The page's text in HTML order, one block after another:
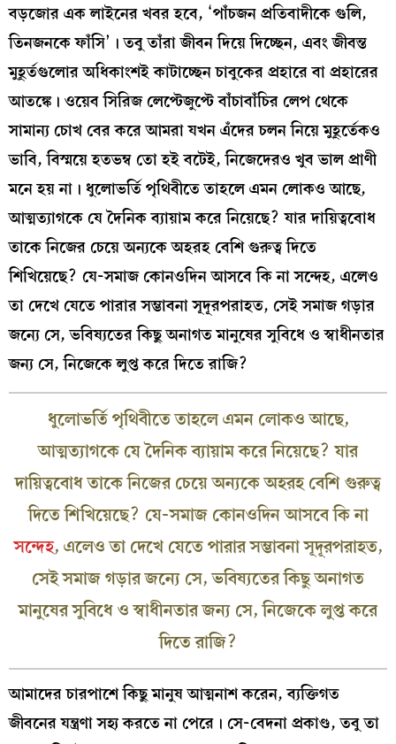
বড়জোর এক লাইনের খবর হবে, ‘পাঁচজন প্রতিবাদীকে গুলি,
তিনজনকে ফাঁসি’। তবু তাঁরা জীবন দিয়ে দিচ্ছেন, এবং জীবন্ত
মুহূর্তগুলোর অধিকাংশই কাটাচ্ছেন চাবুকের প্রহারে বা প্রহারের
আতঙ্কে। ওয়েব সিরিজ লেপ্টেজুপ্টে বাঁচাবাঁচির লেপ থেকে
সামান্য চোখ বের করে আমরা যখন এঁদের চলন নিয়ে মুহূর্তেকও
ভাবি, বিস্ময়ে হতভম্ব তো হই বটেই, নিজেদেরও খুব ভাল প্রাণী
মনে হয় না। ধুলোভর্তি পৃথিবীতে তাহলে এমন লোকও আছে,
আত্মত্যাগকে যে দৈনিক ব্যায়াম করে নিয়েছে? যার দায়িত্ববোধ
তাকে নিজের চেয়ে অন্যকে অহরহ বেশি গুরুত্ব দিতে
শিখিয়েছে? যে-সমাজ কোনওদিন আসবে কি না সন্দেহ, এলেও
তা দেখে যেতে পারার সম্ভাবনা সূদূরপরাহত, সেই সমাজ গড়ার
জন্যে সে, ভবিষ্যতের কিছু অনাগত মানুষের সুবিধে ও স্বাধীনতার
জন্য সে, নিজেকে লুপ্ত করে দিতে রাজি?
ধুলোভর্তি পৃথিবীতে তাহলে এমন লোকও আছে,
আত্মত্যাগকে যে দৈনিক ব্যায়াম করে নিয়েছে? যার
দায়িত্ববোধ তাকে নিজের চেয়ে অন্যকে অহরহ বেশি গুরুত্ব
দিতে শিখিয়েছে? যে-সমাজ কোনওদিন আসবে কি না
সন্দেহ, এলেও তা দেখে যেতে পারার সম্ভাবনা সূদূরপরাহত,
সেই সমাজ গড়ার জন্যে সে, ভবিষ্যতের কিছু অনাগত
মানুষের সুবিধে ও স্বাধীনতার জন্য সে, নিজেকে লুপ্ত করে
দিতে রাজি?
আমাদের চারপাশে কিছু মানুষ আত্মনাশ করেন, ব্যক্তিগত
জীবনের যন্ত্রণা সহ্য করতে না পেরে। সে-বেদনা প্রকাণ্ড, তবু তা